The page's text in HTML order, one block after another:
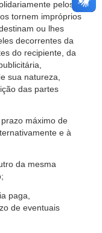
pelos
tornem impróprios
ou lhes
decorrentes da
do recipiente, da
sua natureza,
das partes
máximo de
e à
da mesma
paga,
de eventuais